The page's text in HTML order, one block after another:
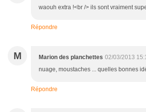
waouh extra !<br /> ils sont vraiment
Répondre
M Marion des planchettes 02/03/2013
nuage, moustaches ... quelles bonnes
Répondre